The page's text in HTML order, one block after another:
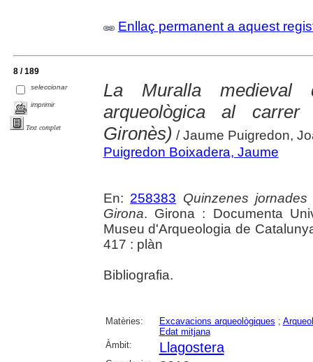
Enllaç permanent a aquest
8 / 189
seleccionar
imprimir
Text complet
La Muralla medieval
arqueològica al carrer
Gironès) / Jaume Puigredon,
Puigredon Boixadera, Jaume
En: 258383 Quinzenes
Girona. Girona : Documenta
Museu d'Arqueologia de
417 : plàn
Bibliografia.
Matèries: Excavacions arqueològiques ;
Edat mitjana
Àmbit:
Llagostera